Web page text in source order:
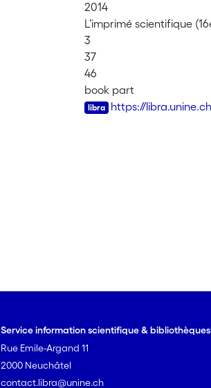
2014
L’imprimé scientifique
3
37
46
book part
https://
Service information scientifique & bibliothèques
Rue Emile-Argand 11
2000 Neuchâtel
contact.libra@unine.ch